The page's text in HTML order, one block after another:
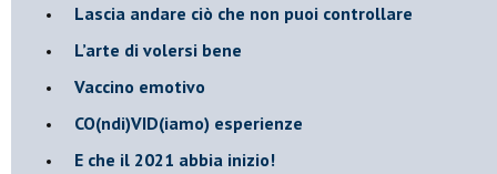
​Lascia andare ciò che non puoi controllare
L’arte di volersi bene
​Vaccino emotivo
CO(ndi)VID(iamo) esperienze
​E che il 2021 abbia inizio!